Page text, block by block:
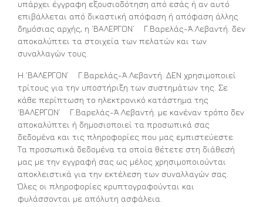
υπάρχει έγγραφη εξουσιοδότηση από εσάς ή αν αυτό
επιβάλλεται από δικαστική απόφαση ή απόφαση άλλης
δημόσιας αρχής, η ‘ΒΑΛΕΡΓΟΝ’ Γ.Βαρελάς-Ά.Λεβαντή. δεν
αποκαλύπτει τα στοιχεία των πελατών και των
συναλλαγών τους.
Η ‘ΒΑΛΕΡΓΟΝ’ Γ.Βαρελάς-Ά.Λεβαντή. ΔΕΝ χρησιμοποιεί
τρίτους για την υποστήριξη των συστημάτων της. Σε
κάθε περίπτωση το ηλεκτρονικό κατάστημα της
‘ΒΑΛΕΡΓΟΝ’ Γ.Βαρελάς-Ά.Λεβαντή. με κανέναν τρόπο δεν
αποκαλύπτει ή δημοσιοποιεί τα προσωπικά σας
δεδομένα και τις πληροφορίες που μας εμπιστεύεστε.
Τα προσωπικά δεδομένα τα οποία θέτετε στη διάθεσή
μας με την εγγραφή σας ως μέλος χρησιμοποιούνται
αποκλειστικά για την εκτέλεση των συναλλαγών σας.
Όλες οι πληροφορίες κρυπτογραφούνται και
φυλάσσονται με απόλυτη ασφάλεια.